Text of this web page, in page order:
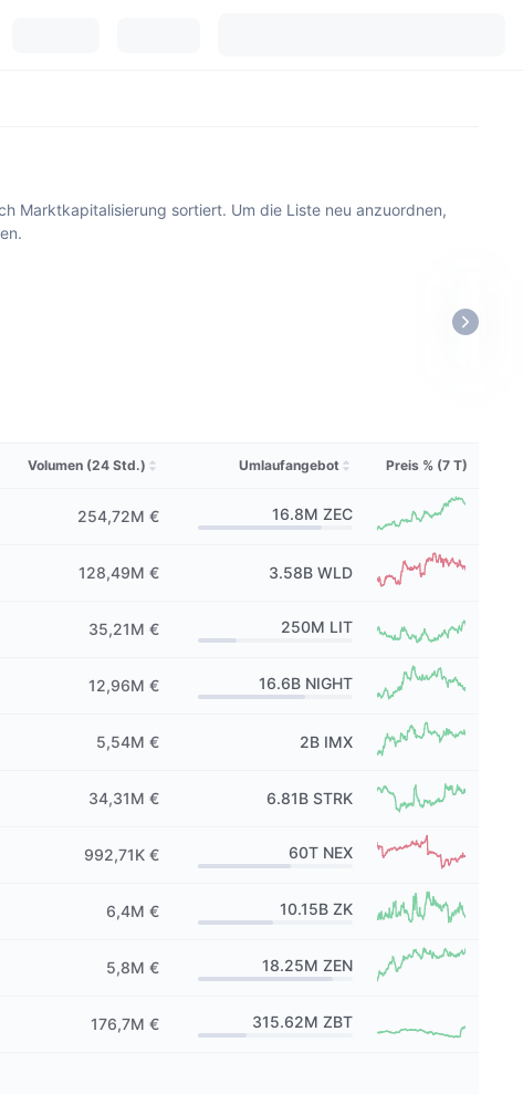
Marktkapitalisierung sortiert. Um die Liste neu anzuordnen,
Volumen (24 Std.) Umlaufangebot Preis % (7 T)
254,72M € 16.8M ZEC
128,49M € 3.58B WLD
35,21M € 250M LIT
12,96M € 16.6B NIGHT
5,54M € 2B IMX
34,31M € 6.81B STRK
992,71K € 60T NEX
6,4M € 10.15B ZK
5,8M € 18.25M ZEN
176,7M € 315.62M ZBT